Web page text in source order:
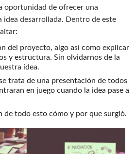
oportunidad de ofrecer una
idea desarrollada. Dentro de este
del proyecto, algo así como explicar
y estructura. Sin olvidarnos de la
idea.
trata de una presentación de todos
en juego cuando la idea pase a
de todo esto cómo y por que surgió.